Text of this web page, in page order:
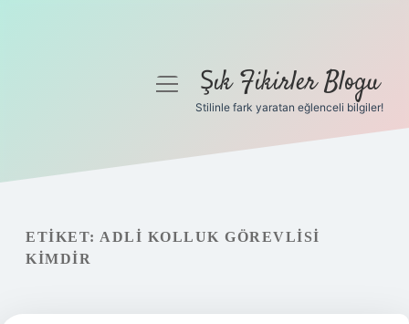
Gizlilik Politikası
Hakkımızda
menüyüŞık Fikirler Blogu
Stilinle fark yaratan eğlenceli bilgiler!
ETIKET: ADLI KOLLUK GÖREVLISI
KIMDIR